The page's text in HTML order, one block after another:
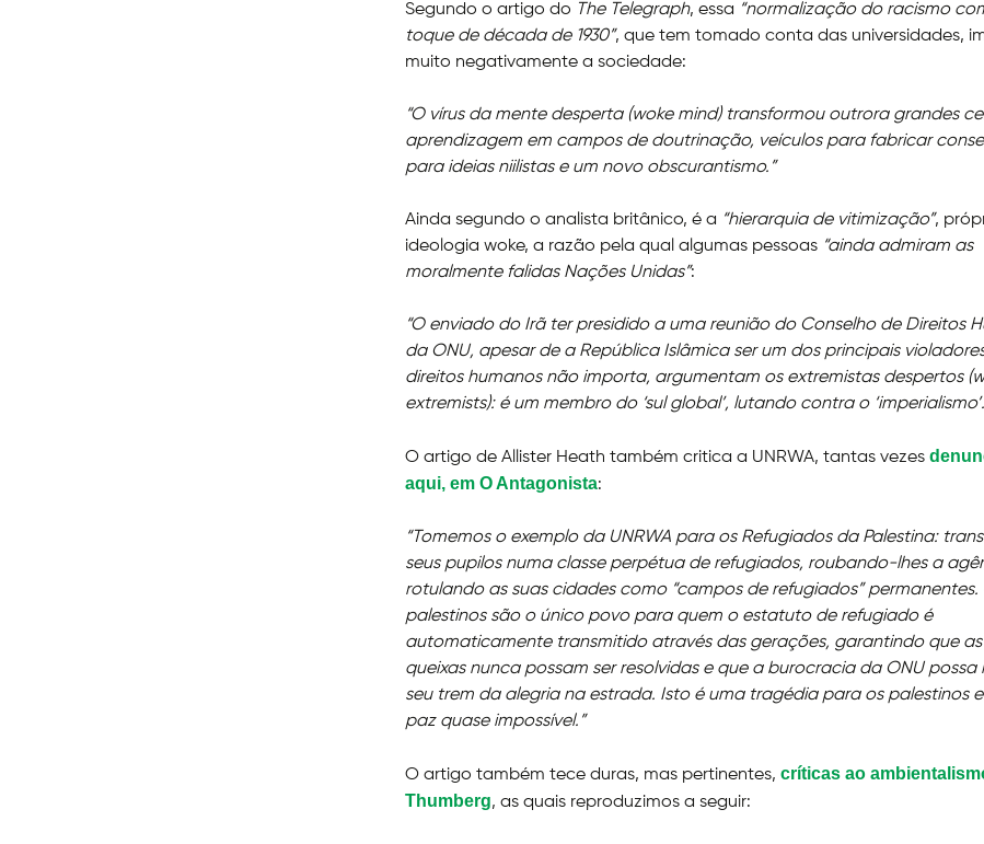
Segundo o artigo do The Telegraph, essa “normalização do racismo
toque de década de 1930”, que tem tomado conta das universidades,
muito negativamente a sociedade:
“O vírus da mente desperta (woke mind) transformou outrora grandes
aprendizagem em campos de doutrinação, veículos para fabricar
para ideias niilistas e um novo obscurantismo.”
Ainda segundo o analista britânico, é a “hierarquia de vitimização”,
ideologia woke, a razão pela qual algumas pessoas “ainda admiram as
moralmente falidas Nações Unidas”:
“O enviado do Irã ter presidido a uma reunião do Conselho de Direitos
da ONU, apesar de a República Islâmica ser um dos principais
direitos humanos não importa, argumentam os extremistas despertos
extremists): é um membro do ‘sul global’, lutando contra o
O artigo de Allister Heath também critica a UNRWA, tantas vezes
aqui, em O Antagonista:
“Tomemos o exemplo da UNRWA para os Refugiados da Palestina:
seus pupilos numa classe perpétua de refugiados, roubando-lhes a
rotulando as suas cidades como “campos de refugiados” permanentes.
palestinos são o único povo para quem o estatuto de refugiado é
automaticamente transmitido através das gerações, garantindo que as
queixas nunca possam ser resolvidas e que a burocracia da ONU possa
seu trem da alegria na estrada. Isto é uma tragédia para os palestinos
paz quase impossível.”
O artigo também tece duras, mas pertinentes, críticas ao
Thumberg, as quais reproduzimos a seguir: